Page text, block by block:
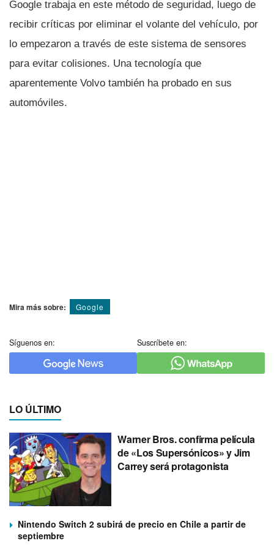
Google trabaja en este método de seguridad, luego de
recibir crí­ticas por eliminar el volante del vehí­culo, por
lo empezaron a través de este sistema de sensores
para evitar colisiones. Una tecnologí­a que
aparentemente Volvo también ha probado en sus
automóviles.
Mira más sobre: Google
Síguenos en: Suscríbete en:
LO ÚLTIMO
Warner Bros. confirma película
de «Los Supersónicos» y Jim
Carrey será protagonista
Nintendo Switch 2 subirá de precio en Chile a partir de
septiembre